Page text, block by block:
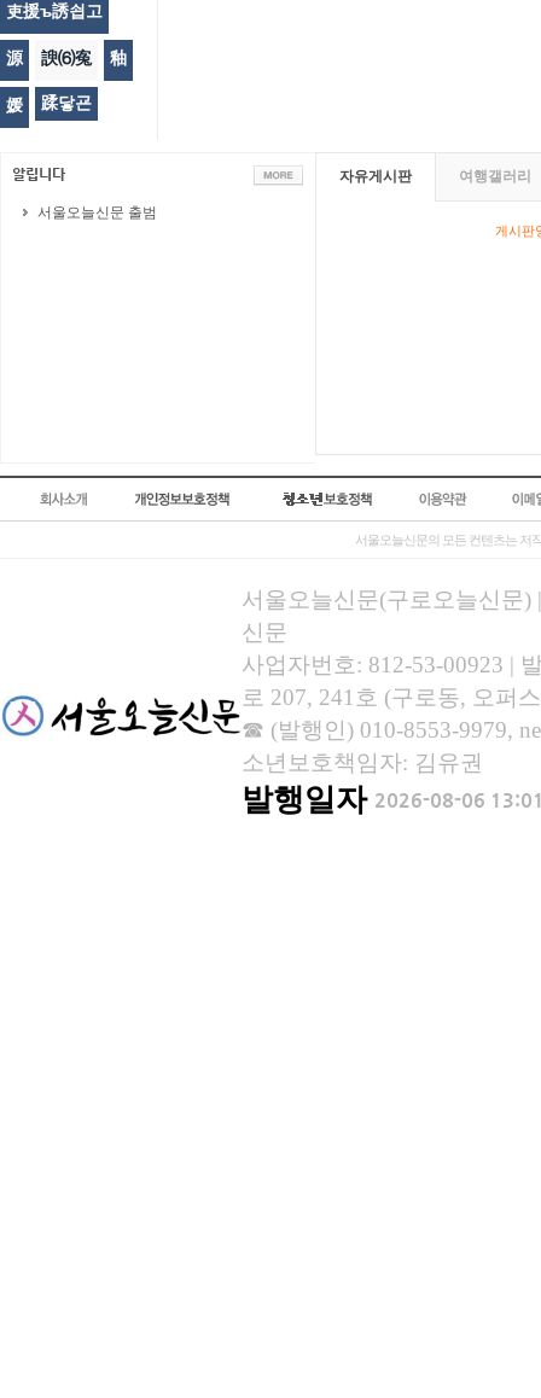
吏援ъ誘쇱고
源 諛⑹寃 釉
媛 蹂닿굔
서울오늘신문 출범
자유게시판 여행갤러리
게시판
서울오늘신문의 모든 컨텐츠는 저
서울오늘신문(구로오늘신문)
신문
사업자번호: 812-53-00923 |
로 207, 241호 (구로동, 오퍼
☎ (발행인) 010-8553-9979,
소년보호책임자: 김유권
발행일자